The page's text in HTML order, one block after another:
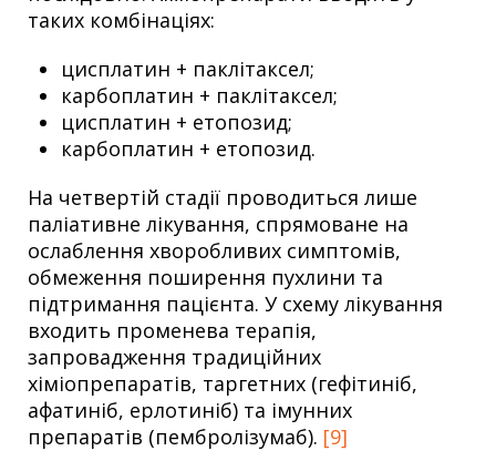
таких комбінаціях:
цисплатин + паклітаксел;
карбоплатин + паклітаксел;
цисплатин + етопозид;
карбоплатин + етопозид.
На четвертій стадії проводиться лише
паліативне лікування, спрямоване на
ослаблення хворобливих симптомів,
обмеження поширення пухлини та
підтримання пацієнта. У схему лікування
входить променева терапія,
запровадження традиційних
хіміопрепаратів, таргетних (гефітиніб,
афатиніб, ерлотиніб) та імунних
препаратів (пембролізумаб). [9]